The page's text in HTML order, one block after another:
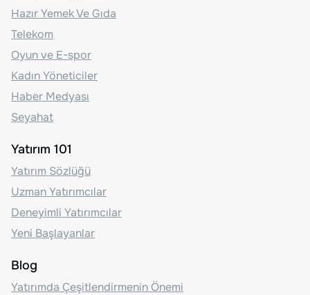
Hazır Yemek Ve Gıda
Telekom
Oyun ve E-spor
Kadın Yöneticiler
Haber Medyası
Seyahat
Yatırım 101
Yatırım Sözlüğü
Uzman Yatırımcılar
Deneyimli Yatırımcılar
Yeni Başlayanlar
Blog
Yatırımda Çeşitlendirmenin Önemi